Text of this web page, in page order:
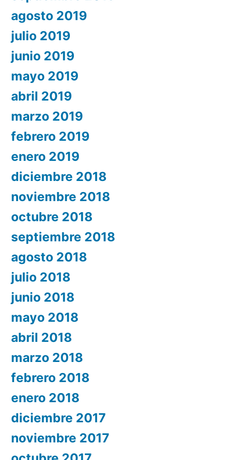
agosto 2019
julio 2019
junio 2019
mayo 2019
abril 2019
marzo 2019
febrero 2019
enero 2019
diciembre 2018
noviembre 2018
octubre 2018
septiembre 2018
agosto 2018
julio 2018
junio 2018
mayo 2018
abril 2018
marzo 2018
febrero 2018
enero 2018
diciembre 2017
noviembre 2017